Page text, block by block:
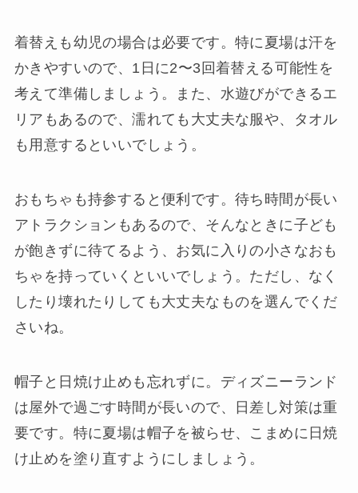
着替えも幼児の場合は必要です。特に夏場は汗を
かきやすいので、1日に2〜3回着替える可能性を
考えて準備しましょう。また、水遊びができるエ
リアもあるので、濡れても大丈夫な服や、タオル
も用意するといいでしょう。
おもちゃも持参すると便利です。待ち時間が長い
アトラクションもあるので、そんなときに子ども
が飽きずに待てるよう、お気に入りの小さなおも
ちゃを持っていくといいでしょう。ただし、なく
したり壊れたりしても大丈夫なものを選んでくだ
さいね。
帽子と日焼け止めも忘れずに。ディズニーランド
は屋外で過ごす時間が長いので、日差し対策は重
要です。特に夏場は帽子を被らせ、こまめに日焼
け止めを塗り直すようにしましょう。